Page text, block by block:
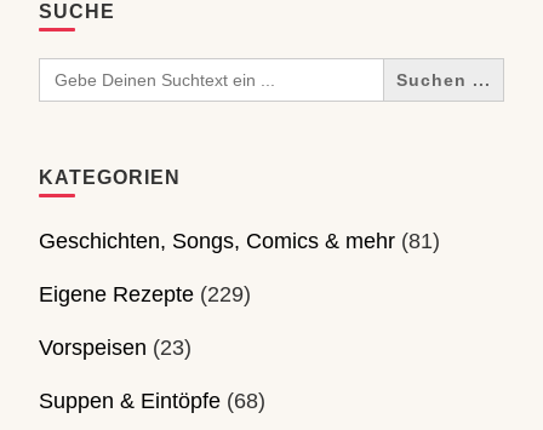
SUCHE
Search
for:
KATEGORIEN
Geschichten, Songs, Comics & mehr (81)
Eigene Rezepte (229)
Vorspeisen (23)
Suppen & Eintöpfe (68)